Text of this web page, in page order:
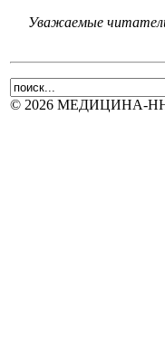
Уважаемые
© 2026 МЕДИЦИНА-НН,